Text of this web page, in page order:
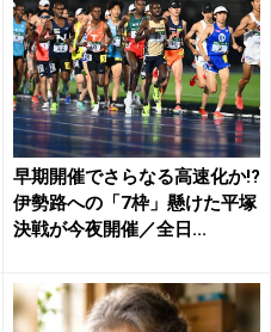
早期開催でさらなる高速化か!?
伊勢路への「7枠」懸けた平塚
決戦が今夜開催／全日...